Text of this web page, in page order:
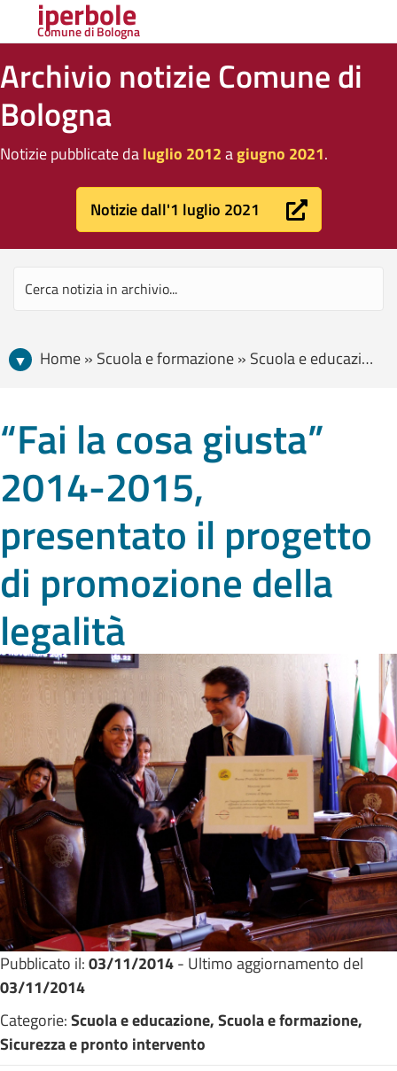
iperbole
Comune di Bologna
Archivio notizie Comune di
Bologna
Notizie pubblicate daluglio 2012agiugno 2021.
Notizie dall'1 luglio 2021
Home » Scuola e formazione » Scuola e educazione » “Fai la cosa giusta” 2014-2015, presentato il progetto di promozione della legalità
“Fai la cosa giusta”
2014-2015,
presentato il progetto
di promozione della
legalità
Pubblicato il:03/11/2014- Ultimo aggiornamento del
03/11/2014
Categorie:Scuola e educazione, Scuola e formazione,
Sicurezza e pronto intervento